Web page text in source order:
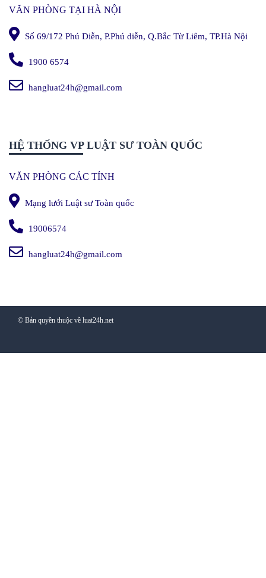
VĂN PHÒNG TẠI HÀ NỘI
Số 69/172 Phú Diễn, P.Phú diễn, Q.Bắc Từ Liêm, TP.Hà Nội
1900 6574
hangluat24h@gmail.com
HỆ THỐNG VP LUẬT SƯ TOÀN QUỐC
VĂN PHÒNG CÁC TỈNH
Mạng lưới Luật sư Toàn quốc
19006574
hangluat24h@gmail.com
© Bản quyền thuộc về luat24h.net